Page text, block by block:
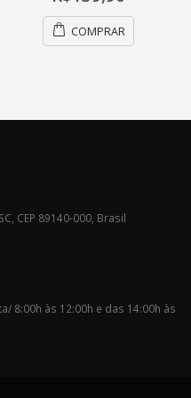
COMPRAR